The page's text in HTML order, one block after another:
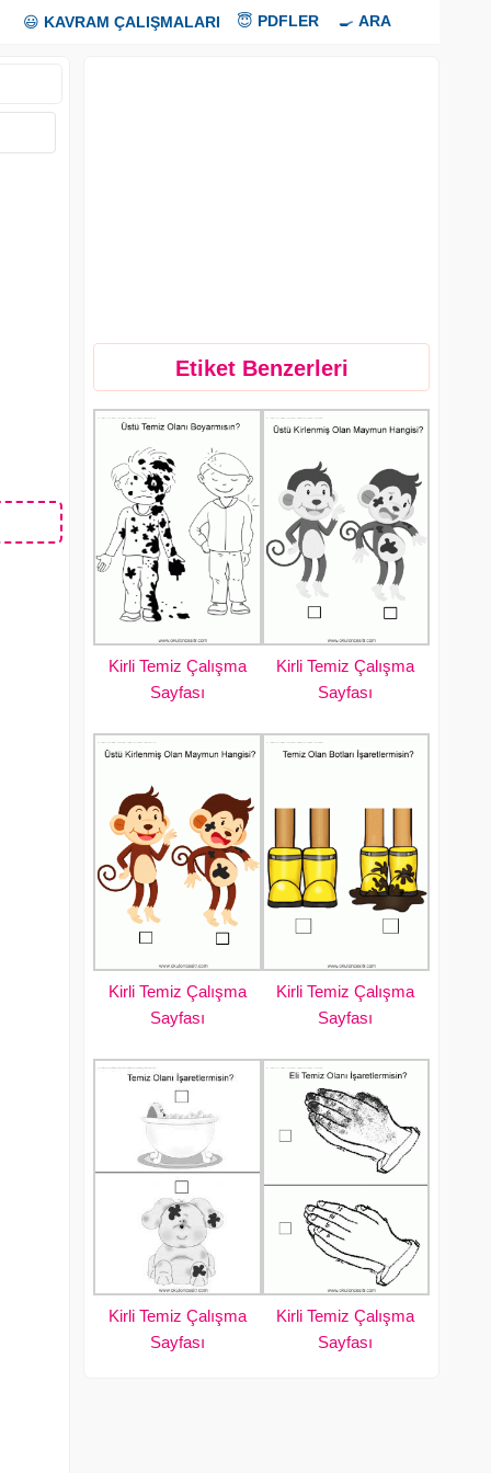
😃 KAVRAM ÇALIŞMALARI 😇 PDFLER 🍳 ARA
Etiket Benzerleri
Kirli Temiz Çalışma
Sayfası
Kirli Temiz Çalışma
Sayfası
Kirli Temiz Çalışma
Sayfası
Kirli Temiz Çalışma
Sayfası
Kirli Temiz Çalışma
Sayfası
Kirli Temiz Çalışma
Sayfası